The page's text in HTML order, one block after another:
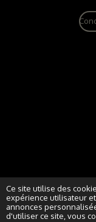
Ce site utilise des
expérience utilisateur
annonces
d'utiliser ce site, vous
© 2022 - 2026
Propulsé parWebador